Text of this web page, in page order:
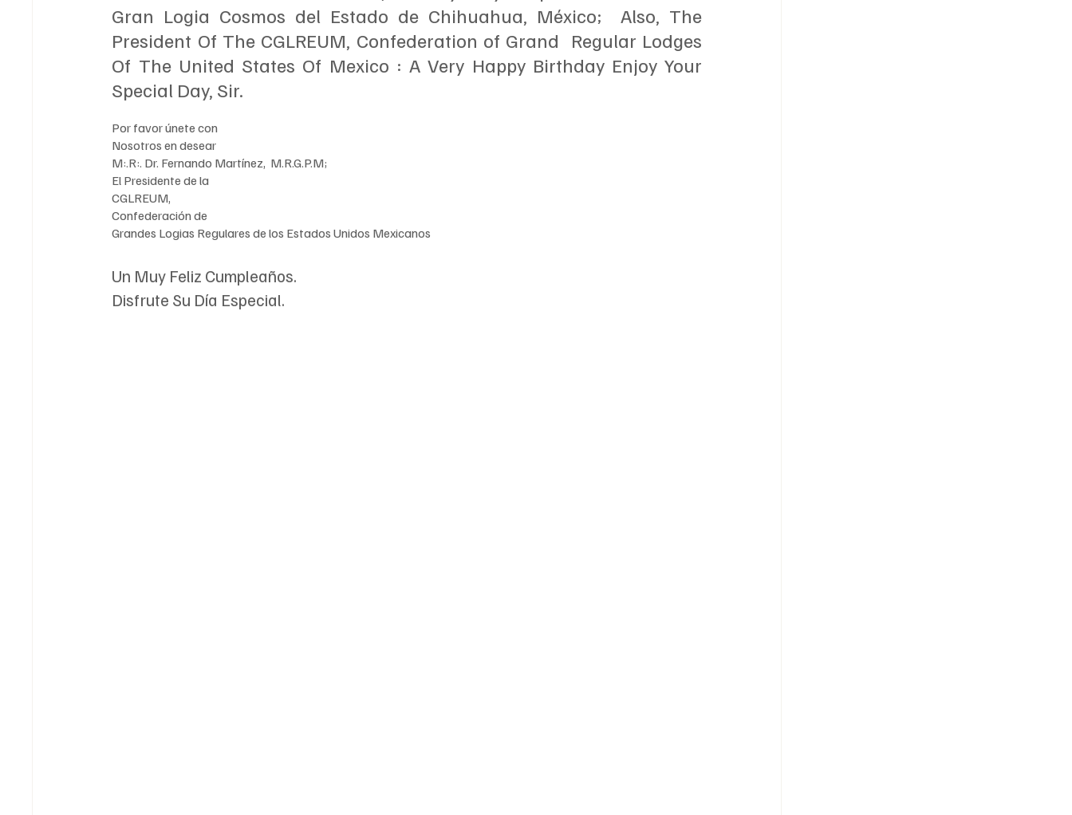
Gran Logia Cosmos del Estado de Chihuahua, México;  Also, The
President Of The CGLREUM, Confederation of Grand  Regular Lodges
Of The United States Of Mexico : A Very Happy Birthday Enjoy Your
Special Day, Sir.
Por favor únete con
Nosotros en desear
M:.R:. Dr. Fernando Martínez,  M.R.G.P.M;
El Presidente de la
CGLREUM,
Confederación de
Grandes Logias Regulares de los Estados Unidos Mexicanos
Un Muy Feliz Cumpleaños.
Disfrute Su Día Especial.